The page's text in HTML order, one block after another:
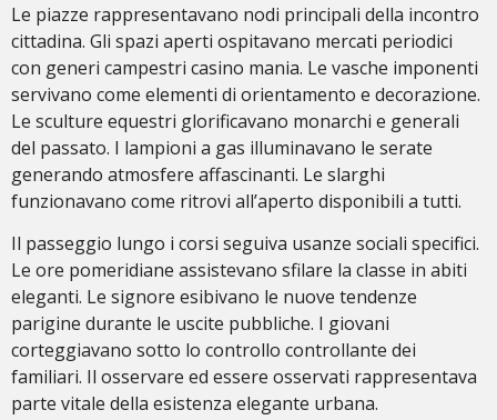
Le piazze rappresentavano nodi principali della incontro
cittadina. Gli spazi aperti ospitavano mercati periodici
con generi campestri casino mania. Le vasche imponenti
servivano come elementi di orientamento e decorazione.
Le sculture equestri glorificavano monarchi e generali
del passato. I lampioni a gas illuminavano le serate
generando atmosfere affascinanti. Le slarghi
funzionavano come ritrovi all’aperto disponibili a tutti.
Il passeggio lungo i corsi seguiva usanze sociali specifici.
Le ore pomeridiane assistevano sfilare la classe in abiti
eleganti. Le signore esibivano le nuove tendenze
parigine durante le uscite pubbliche. I giovani
corteggiavano sotto lo controllo controllante dei
familiari. Il osservare ed essere osservati rappresentava
parte vitale della esistenza elegante urbana.